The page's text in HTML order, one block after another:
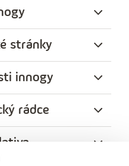
stránky
innogy
rádce